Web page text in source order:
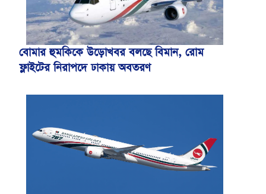
বোমার হুমকিকে উড়োখবর বলছে বিমান, রোম
ফ্লাইটের নিরাপদে ঢাকায় অবতরণ